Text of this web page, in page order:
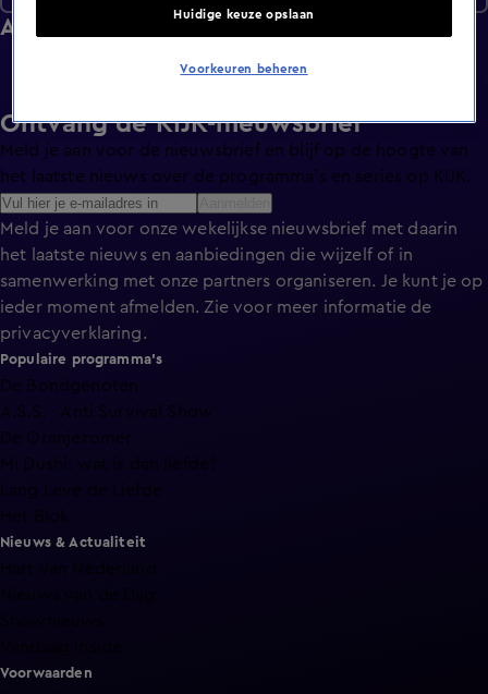
Afleveringen
Ontvang de KIJK-nieuwsbrief
Meld je aan voor de nieuwsbrief en blijf op de hoogte van
het laatste nieuws over de programma’s en series op KIJK.
Meld je aan voor onze wekelijkse nieuwsbrief met daarin
het laatste nieuws en aanbiedingen die wijzelf of in
samenwerking met onze partners organiseren. Je kunt je op
ieder moment afmelden. Zie voor meer informatie de
privacyverklaring.
Populaire programma's
De Bondgenoten
A.S.S. - Anti Survival Show
De Oranjezomer
Mi Dushi: wat is dan liefde?
Lang Leve de Liefde
Het Blok
Nieuws & Actualiteit
Voorwaarden
Huidige keuze opslaan
Voorkeuren beheren